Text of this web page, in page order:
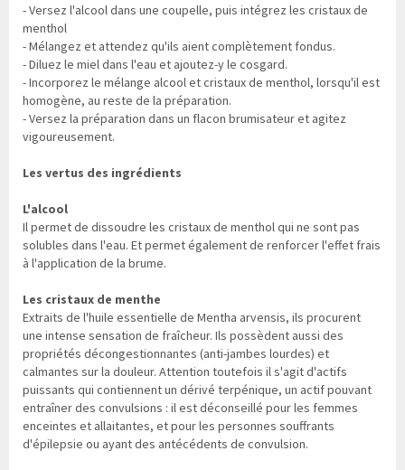
- Versez l'alcool dans une coupelle, puis intégrez les cristaux de
menthol
- Mélangez et attendez qu'ils aient complètement fondus.
- Diluez le miel dans l'eau et ajoutez-y le cosgard.
- Incorporez le mélange alcool et cristaux de menthol, lorsqu'il est
homogène, au reste de la préparation.
- Versez la préparation dans un flacon brumisateur et agitez
vigoureusement.
Les vertus des ingrédients
L'alcool
Il permet de dissoudre les cristaux de menthol qui ne sont pas
solubles dans l'eau. Et permet également de renforcer l'effet frais
à l'application de la brume.
Les cristaux de menthe
Extraits de l'huile essentielle de Mentha arvensis, ils procurent
une intense sensation de fraîcheur. Ils possèdent aussi des
propriétés décongestionnantes (anti-jambes lourdes) et
calmantes sur la douleur. Attention toutefois il s'agit d'actifs
puissants qui contiennent un dérivé terpénique, un actif pouvant
entraîner des convulsions : il est déconseillé pour les femmes
enceintes et allaitantes, et pour les personnes souffrants
d'épilepsie ou ayant des antécédents de convulsion.